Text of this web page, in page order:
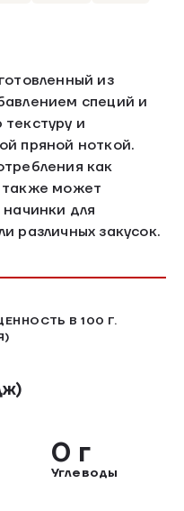
из
специй и
и
пряной ноткой.
как
также может
начинки для
различных закусок.
В 100 Г.
0 г
Углеводы